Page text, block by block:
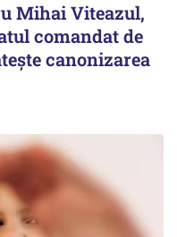
Mihai Viteazul,
comandat de
canonizarea